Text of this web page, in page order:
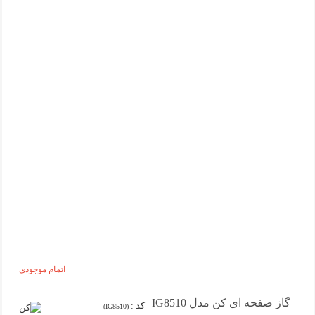
گاز صفحه ای کن مدل IG8510 کد : (IG8510)
اتمام موجودی